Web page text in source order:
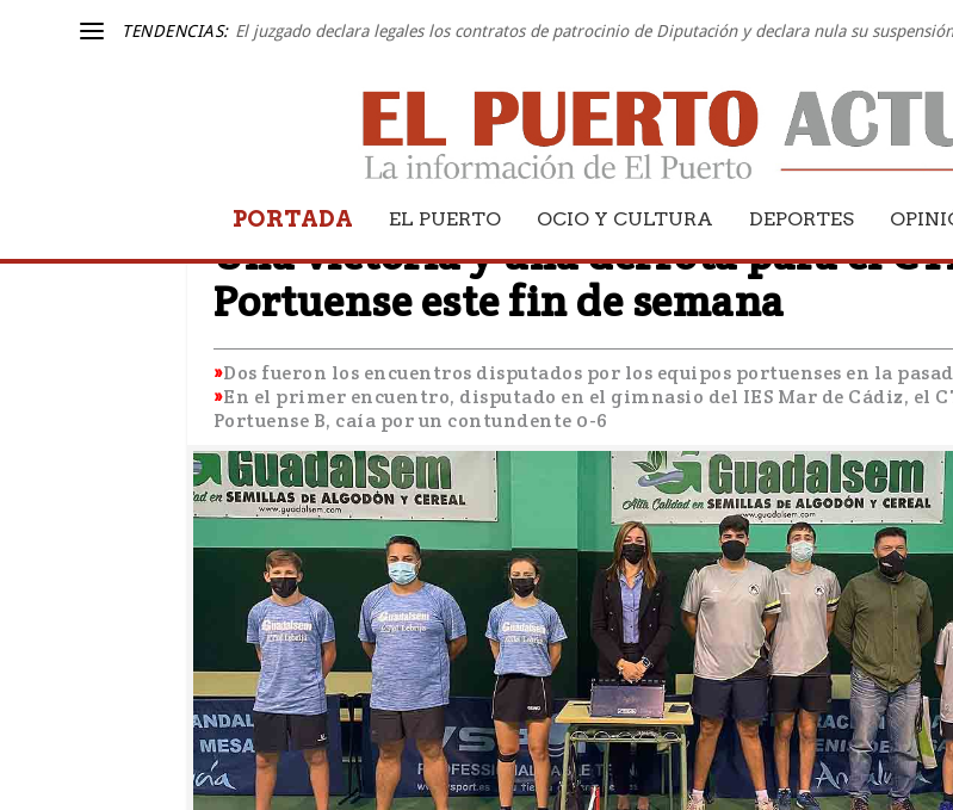
TENDENCIAS: El juzgado declara legales los contratos de patrocinio de Diputación y declara nula su suspensión
PORTADA EL PUERTO OCIO Y CULTURA DEPORTES
TENIS DE MESA
Una victoria y una derrota para el
Portuense este fin de semana
Dos fueron los encuentros disputados por los equipos portuenses en la
En el primer encuentro, disputado en el gimnasio del IES Mar de Cádiz, el
Portuense B, caía por un contundente 0-6